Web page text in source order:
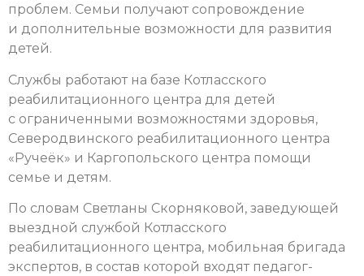
проблем. Семьи получают сопровождение
и дополнительные возможности для развития
детей.
Службы работают на базе Котласского
реабилитационного центра для детей
с ограниченными возможностями здоровья,
Северодвинского реабилитационного центра
«Ручеёк» и Каргопольского центра помощи
семье и детям.
По словам Светланы Скорняковой, заведующей
выездной службой Котласского
реабилитационного центра, мобильная бригада
экспертов, в состав которой входят педагог-